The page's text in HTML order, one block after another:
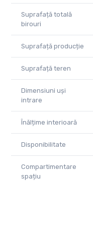
Suprafață totală
birouri
Suprafață producție
Suprafață teren
Dimensiuni uși
intrare
Înălțime interioară
Disponibilitate
Compartimentare
spațiu